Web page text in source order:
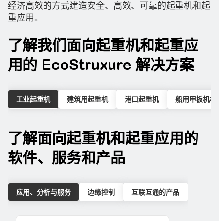
经济高效的方式建造安全、高效、可靠的起重机和起
重应用。
了解我们面向起重机和起重应
用的 EcoStruxure 解决方案
工业起重机 建筑用起重机 港口起重机 船用甲板机械
了解面向起重机和起重应用的
软件、服务和产品
应用、分析与服务 边缘控制 互联互通的产品